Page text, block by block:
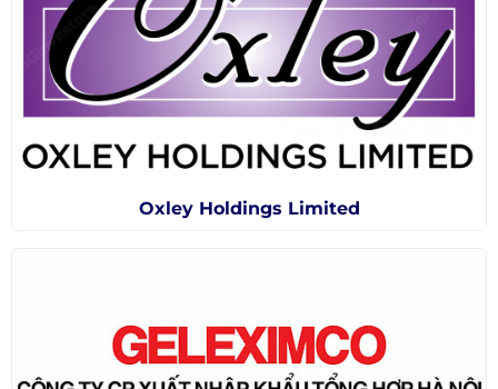
Oxley Holdings Limited